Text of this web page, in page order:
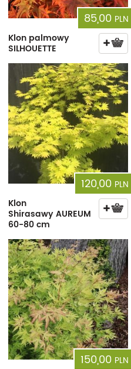
85,00 PLN
Klon palmowy
SILHOUETTE
120,00 PLN
Klon
Shirasawy AUREUM
60-80 cm
150,00 PLN